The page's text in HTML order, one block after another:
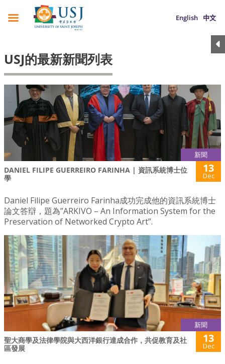
English 中文
USJ的最新新聞列表
新聞
DANIEL FILIPE GUERREIRO FARINHA | 資訊系統博士位
學
13
Dec
Daniel Filipe Guerreiro Farinha成功完成他的資訊系統博士
論文答辯，題為”ARKIVO – An Information System for the
Preservation of Networked Crypto Art”.
新聞
聖大商學及法律學院與大西洋銀行達成合作，共促教育及社
區發展
13
Dec